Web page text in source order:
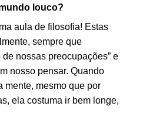
louco?
aula de filosofia! Estas
sempre que
nossas preocupações” e
nosso pensar. Quando
mente, mesmo que por
ela costuma ir bem longe,